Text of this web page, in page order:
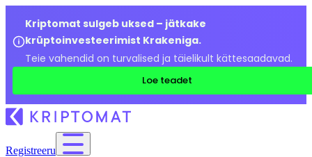
Kriptomat sulgeb uksed – jätkake
krüptoinvesteerimist Krakeniga.
Teie vahendid on turvalised ja täielikult kättesaadavad.
Loe teadet
Registreeru